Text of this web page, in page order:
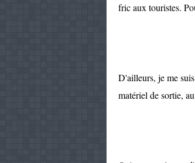
fric aux touristes.
D'ailleurs, je me
matériel de sortie,